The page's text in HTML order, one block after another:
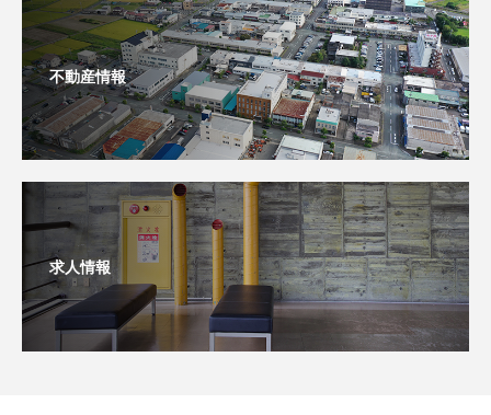
不動産情報
求人情報